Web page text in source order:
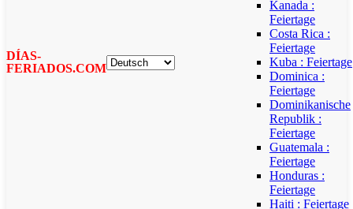
DÍAS-
FERIADOS.COM
Kanada :
Feiertage
Costa Rica :
Feiertage
Kuba : Feiertage
Dominica :
Feiertage
Dominikanische
Republik :
Feiertage
Guatemala :
Feiertage
Honduras :
Feiertage
Haiti : Feiertage